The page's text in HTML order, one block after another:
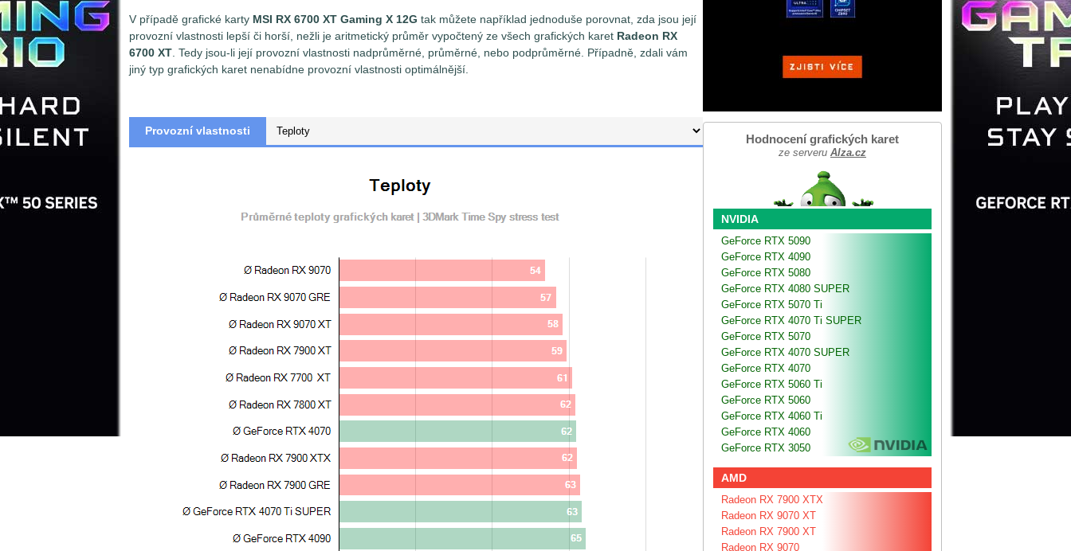
V případě grafické karty MSI RX 6700 XT Gaming X 12G tak můžete například jednoduše porovnat, zda jsou její
provozní vlastnosti lepší či horší, nežli je aritmetický průměr vypočtený ze všech grafických karet Radeon RX
6700 XT . Tedy jsou-li její provozní vlastnosti nadprůměrné, průměrné, nebo podprůměrné. Případně, zdali vám
jiný typ grafických karet nenabídne provozní vlastnosti optimálnější.
Provozní vlastnosti
Hodnocení grafických karet
ze serveru Alza.cz
NVIDIA
GeForce RTX 5090
GeForce RTX 4090
GeForce RTX 5080
GeForce RTX 4080 SUPER
GeForce RTX 5070 Ti
GeForce RTX 4070 Ti SUPER
GeForce RTX 5070
GeForce RTX 4070 SUPER
GeForce RTX 4070
GeForce RTX 5060 Ti
GeForce RTX 5060
GeForce RTX 4060 Ti
GeForce RTX 4060
GeForce RTX 3050
AMD
Radeon RX 7900 XTX
Radeon RX 9070 XT
Radeon RX 7900 XT
Radeon RX 9070